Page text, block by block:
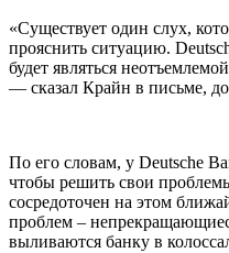
«Существует один слух,
прояснить ситуацию.
будет являться
— сказал Крайн в письме,
По его словам, у Deutsche
чтобы решить свои
сосредоточен на этом
проблем –
выливаются банку в